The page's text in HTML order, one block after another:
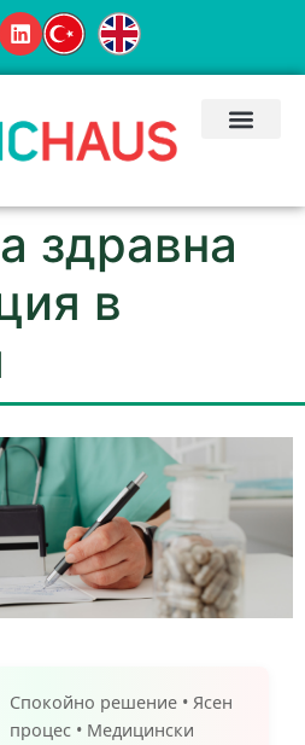
здравна
в
Спокойно решение • Ясен
процес • Медицински